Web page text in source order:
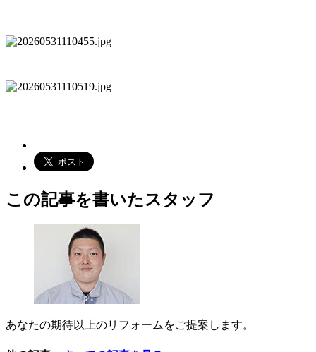
この記事を書いたスタッフ
あなたの期待以上のリフォームをご提案します。